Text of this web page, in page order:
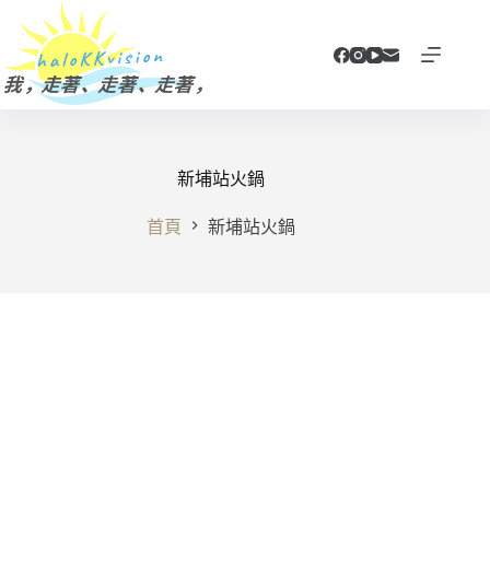
主
要
新埔站火鍋
首頁 新埔站火鍋